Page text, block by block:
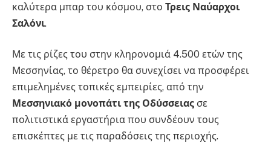
καλύτερα μπαρ του κόσμου, στο Τρεις Ναύαρχοι
Σαλόνι.
Με τις ρίζες του στην κληρονομιά 4.500 ετών της
Μεσσηνίας, το θέρετρο θα συνεχίσει να προσφέρει
επιμελημένες τοπικές εμπειρίες, από την
Μεσσηνιακό μονοπάτι της Οδύσσειας σε
πολιτιστικά εργαστήρια που συνδέουν τους
επισκέπτες με τις παραδόσεις της περιοχής.